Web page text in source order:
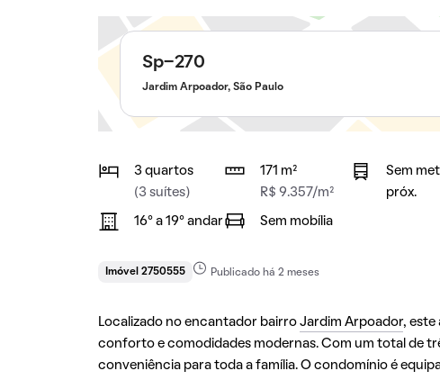
Sp-270
Jardim Arpoador, São Paulo
3 quartos
(3 suítes)
171 m²
R$ 9.357/m²
Sem
próx.
16° a 19° andar Sem mobília
Imóvel 2750555 Publicado há 2 meses
Localizado no encantador bairro Jardim Arpoador, este
conforto e comodidades modernas. Com um total de
conveniência para toda a família. O condomínio é